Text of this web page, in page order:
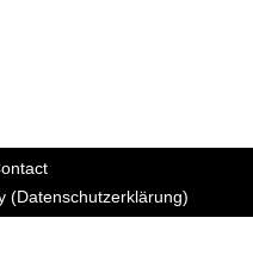
(Datenschutzerklärung)